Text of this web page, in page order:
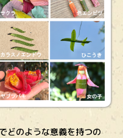
どのような意義を持つの